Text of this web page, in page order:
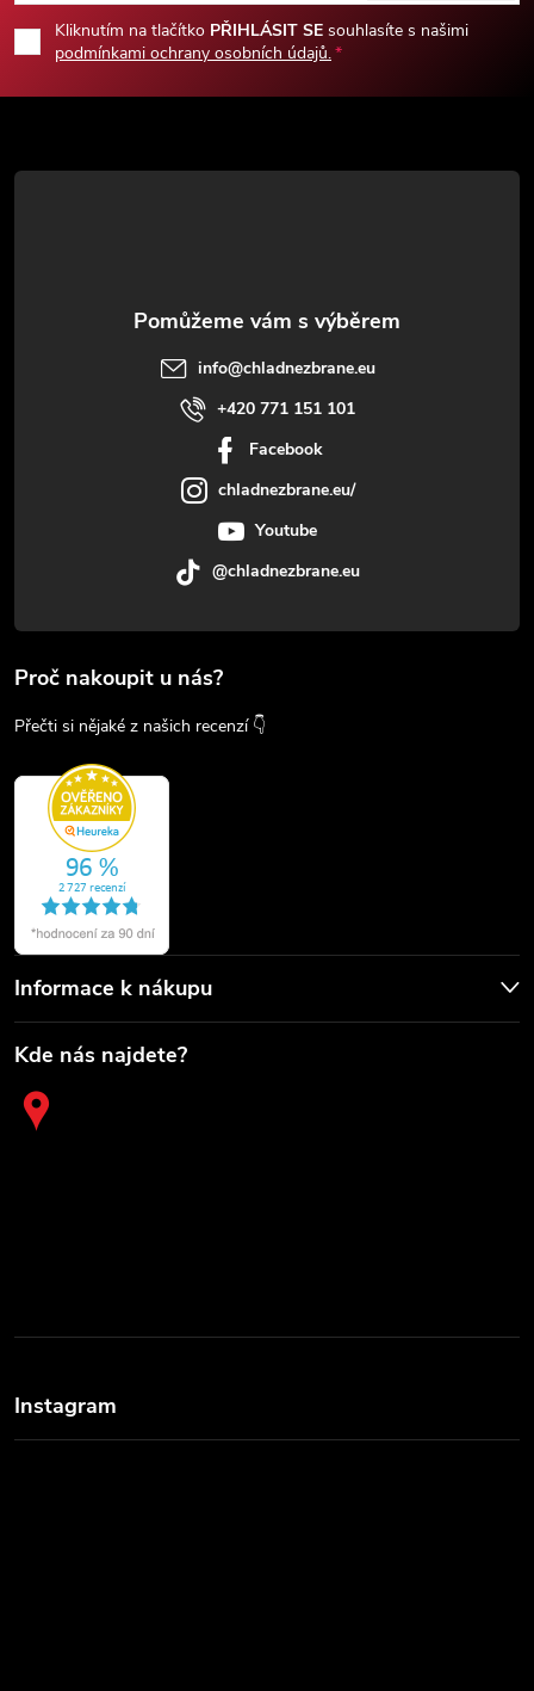
p
a
Kliknutím na tlačítko PŘIHLÁSIT SE souhlasíte s našimi
podmínkami ochrany osobních údajů.
info@chladnezbrane.eu
+420 771 151 101
Facebook
chladnezbrane.eu/
Youtube
@chladnezbrane.eu
Proč nakoupit u nás?
Přečti si nějaké z našich recenzí 👇
Informace k nákupu
Kde nás najdete?
Instagram